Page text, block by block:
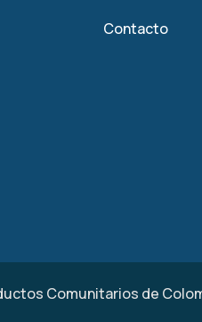
Contacto
Comunitarios de